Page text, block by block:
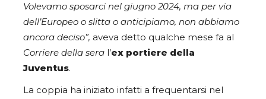
Volevamo sposarci nel giugno 2024, ma per via
dell’Europeo o slitta o anticipiamo, non abbiamo
ancora deciso”, aveva detto qualche mese fa al
Corriere della sera l’ex portiere della
Juventus.
La coppia ha iniziato infatti a frequentarsi nel